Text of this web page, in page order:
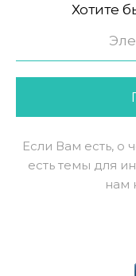
Хотите
Если Вам есть, о
есть темы для
нам